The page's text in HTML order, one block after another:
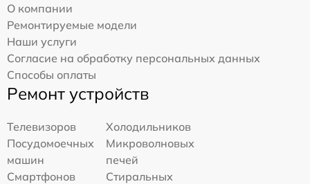
О компании
Ремонтируемые модели
Наши услуги
Согласие на обработку персональных данных
Способы оплаты
Ремонт устройств
Телевизоров
Холодильников
Посудомоечных
машин
Микроволновых
печей
Смартфонов
Стиральных